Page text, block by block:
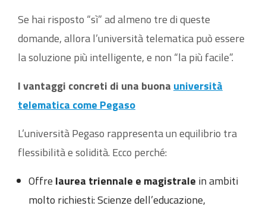
Se hai risposto “sì” ad almeno tre di queste
domande, allora l’università telematica può essere
la soluzione più intelligente, e non “la più facile”.
I vantaggi concreti di una buona università
telematica come Pegaso
L’università Pegaso rappresenta un equilibrio tra
flessibilità e solidità. Ecco perché:
Offre laurea triennale e magistrale in ambiti
molto richiesti: Scienze dell’educazione,